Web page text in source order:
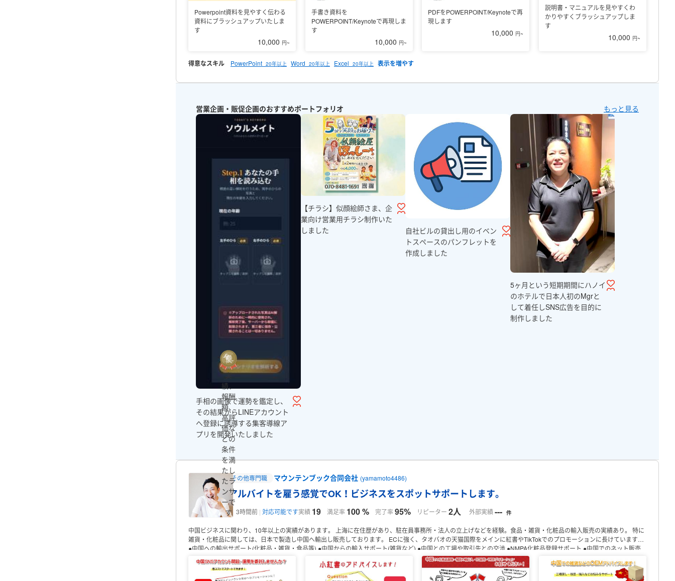
Powerpoint資料を見やすく伝わる
資料にブラッシュアップいたしま
す
10,000 円~
手書き資料を
POWERPOINT/Keynoteで再現しま
す
10,000 円~
PDFをPOWERPOINT/Keynoteで再
現します
10,000 円~
説明書・マニュアルを見やすくわ
かりやすくブラッシュアップしま
す
10,000 円~
得意なスキル PowerPoint 20年以上 Word 20年以上 Excel 20年以上
営業企画・販促企画のおすすめポートフォリオ もっと見る
手相の画像で運勢を鑑定し、
その結果からLINEアカウント
へ登録に誘導する集客導線ア
プリを開発いたしました
【チラシ】似顔絵師さま、企
業向け営業用チラシ制作いた
しました
自社ビルの貸出し用のイベン
トスペースのパンフレットを
作成しました
5ヶ月という短期期間にハノイ
のホテルで日本人初のMgrと
して着任しSNS広告を目的に
制作しました
実
績、
報酬
額、
高評
価な
どの
条件
を満
たし
たラ
ンサ
ーで
す
その他専門職 マウンテンブック合同会社 (yamamoto4486)
アルバイトを雇う感覚でOK！ビジネスをスポットサポートします。
3時間前 対応可能です実績 19 満足率 100 % 完了率 95% リピーター 2人 外部実績--- 件
中国ビジネスに関わり、10年以上の実績があります。 上海に在住歴があり、駐在員事務所・法人の立上げなどを経験。食品・雑貨・化粧品の輸入販売の実績あり。
特に
雑貨・化粧品に関しては、日本で製造し中国へ輸出し販売しております。
ECに強く、タオバオの天猫国際をメインに紅書やTikTokでのプロモーションに長けています。
●中国への輸出サポート(化粧品・雑貨・食品等) ●中国からの輸入サポート(雑貨など) ●中国との工場や取引先との交渉 ●NMPA化粧品登録サポート ●中国でのネット販売
上記以外でもお悩みのことなどあればお気軽にお問い合わせください。できないことは受けれないと正直に言います
し、できることのみしっかりとサポートさせていただきますので、是非ご検討ください